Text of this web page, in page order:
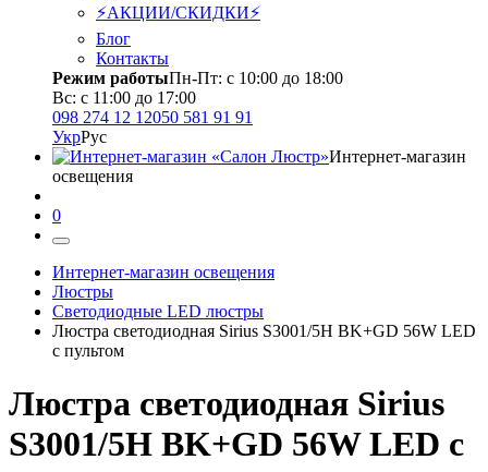
⚡АКЦИИ/СКИДКИ⚡
Блог
Контакты
Режим работыПн-Пт: с 10:00 до 18:00
Вс: с 11:00 до 17:00
098 274 12 12050 581 91 91
УкрРус
Интернет-магазин
освещения
0
Интернет-магазин освещения
Люстры
Светодиодные LED люстры
Люстра светодиодная Sirius S3001/5Н BK+GD 56W LED
с пультом
Люстра светодиодная Sirius
S3001/5Н BK+GD 56W LED с